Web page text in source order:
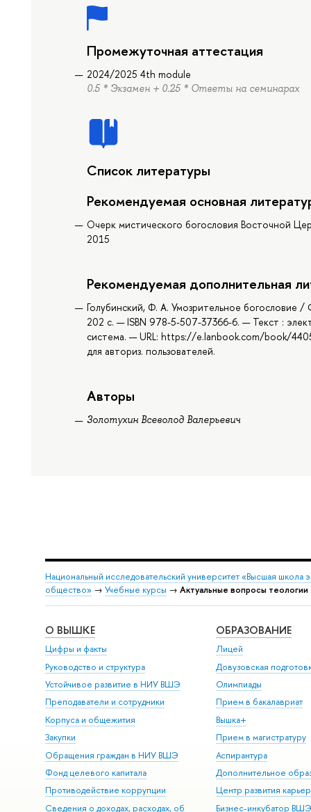
Промежуточная аттестация
2024/2025 4th module
0.5 * Экзамен + 0.25 * Ответы на семинарах
Список литературы
Рекомендуемая основная
Очерк мистического богословия Восточной
2015
Рекомендуемая дополнительная
Голубинский, Ф. А. Умозрительное богословие
202 с. — ISBN 978-5-507-37366-6. — Текст :
система. — URL: https://e.lanbook.com/book/
для авториз. пользователей.
Авторы
Золотухин Всеволод Валерьевич
Национальный исследовательский университет «Высшая школа
общество» → Учебные курсы → Актуальные вопросы
О ВЫШКЕ
Цифры и факты
Руководство и структура
Устойчивое развитие в НИУ ВШЭ
Преподаватели и сотрудники
Корпуса и общежития
Закупки
Обращения граждан в НИУ ВШЭ
Фонд целевого капитала
Противодействие коррупции
Сведения о доходах, расходах, об
ОБРАЗОВАНИЕ
Лицей
Довузовская
Олимпиады
Прием в бакалавриат
Вышка+
Прием в магистратуру
Аспирантура
Дополнительное
Центр развития
Бизнес-инкубатор